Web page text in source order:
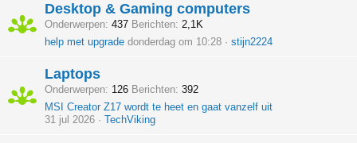
Desktop & Gaming computers
Onderwerpen 437 Berichten 2,1K
help met upgrade donderdag om 10:28 stijn2224
Laptops
Onderwerpen 126 Berichten 392
MSI Creator Z17 wordt te heet en gaat vanzelf uit
31 jul 2026
TechViking